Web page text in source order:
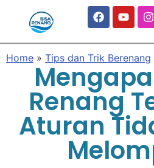
Home » Tips dan Trik Berenang
Renang
Aturan